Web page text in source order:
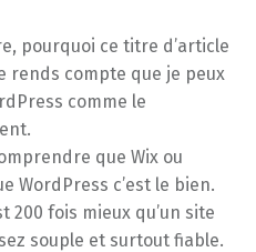
pourquoi ce titre d’article
rends compte que je peux
comme le
que Wix ou
WordPress c’est le bien.
200 fois mieux qu’un site
souple et surtout fiable.